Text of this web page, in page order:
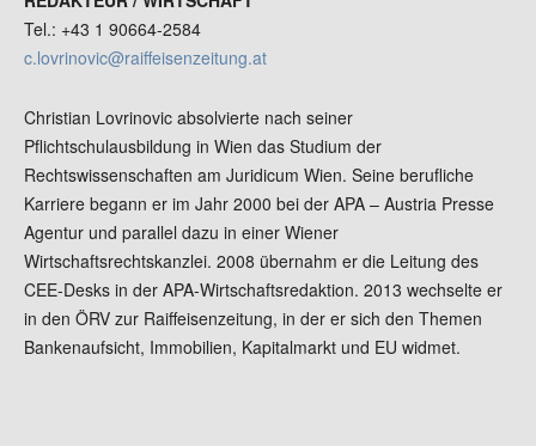
Tel.: +43 1 90664-2584
c.lovrinovic@raiffeisenzeitung.at
Christian Lovrinovic absolvierte nach seiner
Pflichtschulausbildung in Wien das Studium der
Rechtswissenschaften am Juridicum Wien. Seine berufliche
Karriere begann er im Jahr 2000 bei der APA – Austria Presse
Agentur und parallel dazu in einer Wiener
Wirtschaftsrechtskanzlei. 2008 übernahm er die Leitung des
CEE-Desks in der APA-Wirtschaftsredaktion. 2013 wechselte er
in den ÖRV zur Raiffeisenzeitung, in der er sich den Themen
Bankenaufsicht, Immobilien, Kapitalmarkt und EU widmet.